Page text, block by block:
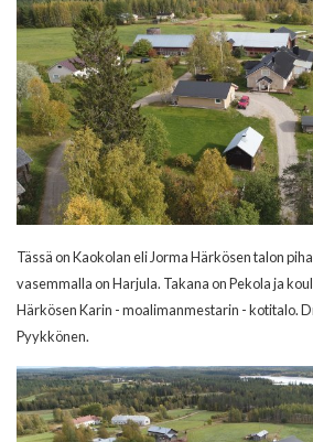
Tässä on Kaokolan eli Jorma Härkösen talon
vasemmalla on Harjula. Takana on Pekola ja
Härkösen Karin - moalimanmestarin - kotitalo.
Pyykkönen.